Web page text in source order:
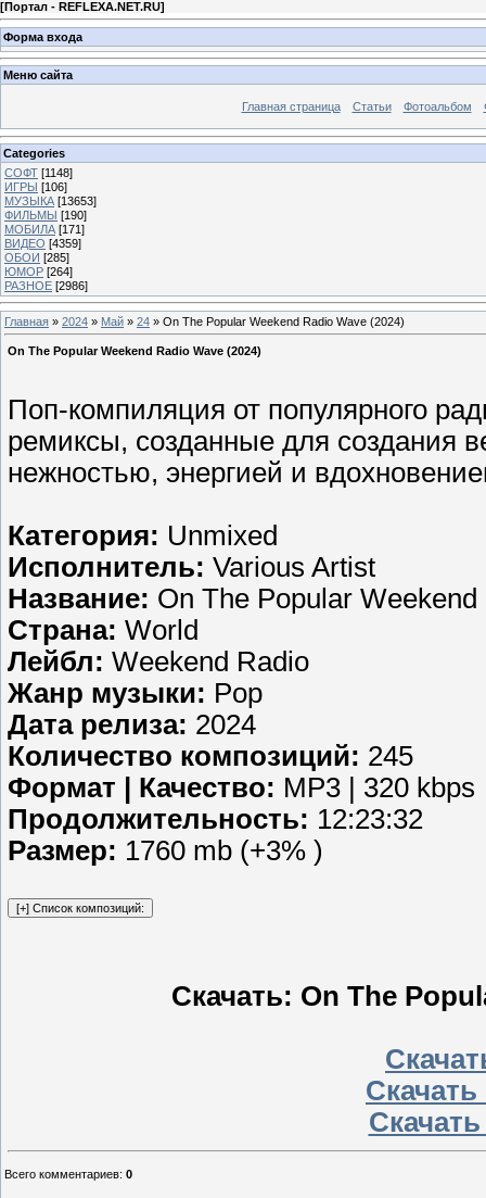
[Портал - REFLEXA.NET.RU]
Форма входа
Меню сайта
Главная страница Статьи Фотоальбом
Categories
СОФТ [1148]
ИГРЫ [106]
МУЗЫКА [13653]
ФИЛЬМЫ [190]
МОБИЛА [171]
ВИДЕО [4359]
ОБОИ [285]
ЮМОР [264]
РАЗНОЕ [2986]
Главная » 2024 » Май » 24 » On The Popular Weekend Radio Wave (2024)
On The Popular Weekend Radio Wave (2024)
Поп-компиляция от популярного
ремиксы, созданные для создания
нежностью, энергией и
Категория: Unmixed
Исполнитель: Various Artist
Название: On The Popular
Страна: World
Лейбл: Weekend Radio
Жанр музыки: Pop
Дата релиза: 2024
Количество композиций: 245
Формат | Качество: MP3 | 320 kbps
Продолжительность: 12:23:32
Размер: 1760 mb (+3% )
Скачать: On The
Всего комментариев: 0